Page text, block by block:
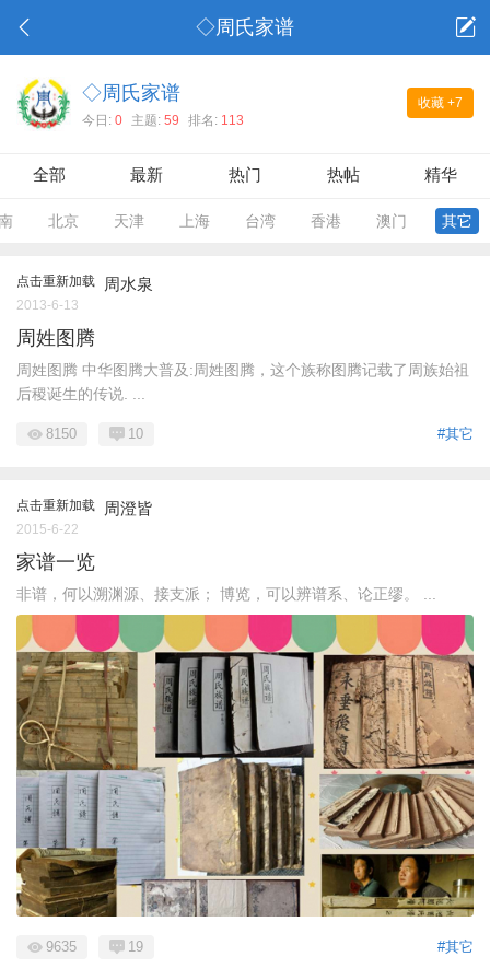
◇周氏家谱
收藏 +7
◇周氏家谱
今日: 0 主题: 59 排名: 113
全部 最新 热门 热帖 精华
北京 天津 上海 台湾 香港 澳门 其它
点击重新加载 周水泉
2013-6-13
周姓图腾
周姓图腾 中华图腾大普及:周姓图腾，这个族称图腾记载了周族始祖
后稷诞生的传说. ...
#其它
8150 10
点击重新加载 周澄皆
2015-6-22
家谱一览
非谱，何以溯渊源、接支派； 博览，可以辨谱系、论正缪。 ...
#其它
9635 19